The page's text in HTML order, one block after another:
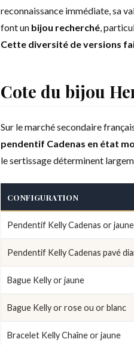
reconnaissance immédiate, sa
font un bijou recherché,
Cette diversité de versions
Cote du bijou
Sur le marché secondaire
pendentif Cadenas en état
le sertissage déterminent
CONFIGURATION
Pendentif Kelly Cadenas or
Pendentif Kelly Cadenas pavé
Bague Kelly or jaune
Bague Kelly or rose ou or blanc
Bracelet Kelly Chaîne or jaune